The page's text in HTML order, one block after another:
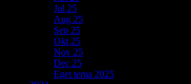
Jul 25
Aug 25
Sep 25
Okt 25
Nov 25
Dec 25
Eget tema 2025